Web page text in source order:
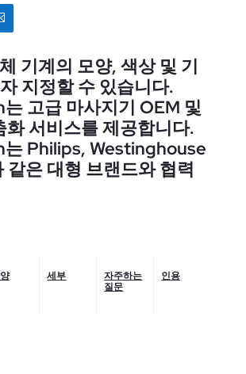
기계의 모양, 색상 및 기
지정할 수 있습니다.
고급 마사지기 OEM 및
화 서비스를 제공합니다.
Philips, Westinghouse
같은 대형 브랜드와 협력
세부
자주하는
질문
인용